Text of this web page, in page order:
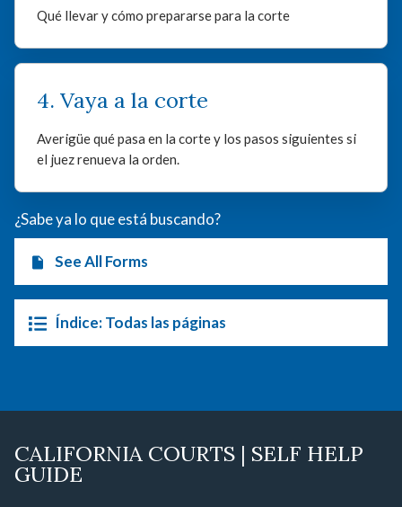
Qué llevar y cómo prepararse para la corte
4. Vaya a la corte
Averigüe qué pasa en la corte y los pasos siguientes si
el juez renueva la orden.
¿Sabe ya lo que está buscando?
See All Forms
Índice: Todas las páginas
CALIFORNIA COURTS | SELF HELP
GUIDE